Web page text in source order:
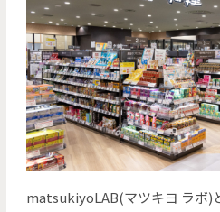
matsukiyoLAB(マツキヨ ラボ)